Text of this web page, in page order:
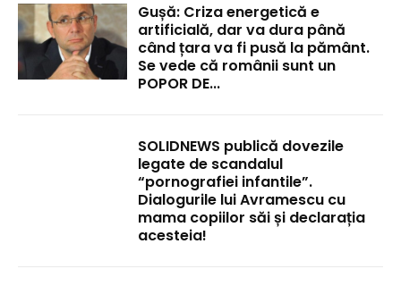
Gușă: Criza energetică e
artificială, dar va dura până
când țara va fi pusă la pământ.
Se vede că românii sunt un
POPOR DE...
SOLIDNEWS publică dovezile
legate de scandalul
“pornografiei infantile”.
Dialogurile lui Avramescu cu
mama copiilor săi și declarația
acesteia!